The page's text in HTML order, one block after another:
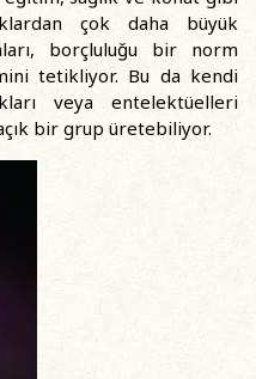
çok daha büyük
borçluluğu bir norm
tetikliyor. Bu da kendi
veya entelektüelleri
bir grup üretebiliyor.